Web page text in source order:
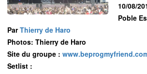
10/08/
Poble
ParThierry de Haro
Photos: Thierry de Haro
Site du groupe :
Setlist :